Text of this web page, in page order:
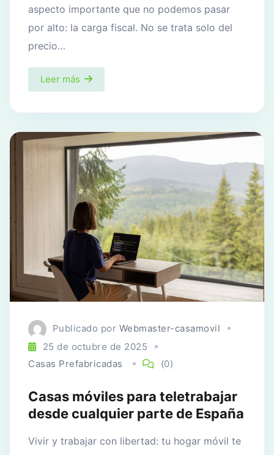
aspecto importante que no podemos pasar
por alto: la carga fiscal. No se trata solo del
precio…
Leer más
Publicado por Webmaster-casamovil
25 de octubre de 2025
Casas Prefabricadas
(0)
Casas móviles para teletrabajar
desde cualquier parte de España
Vivir y trabajar con libertad: tu hogar móvil te